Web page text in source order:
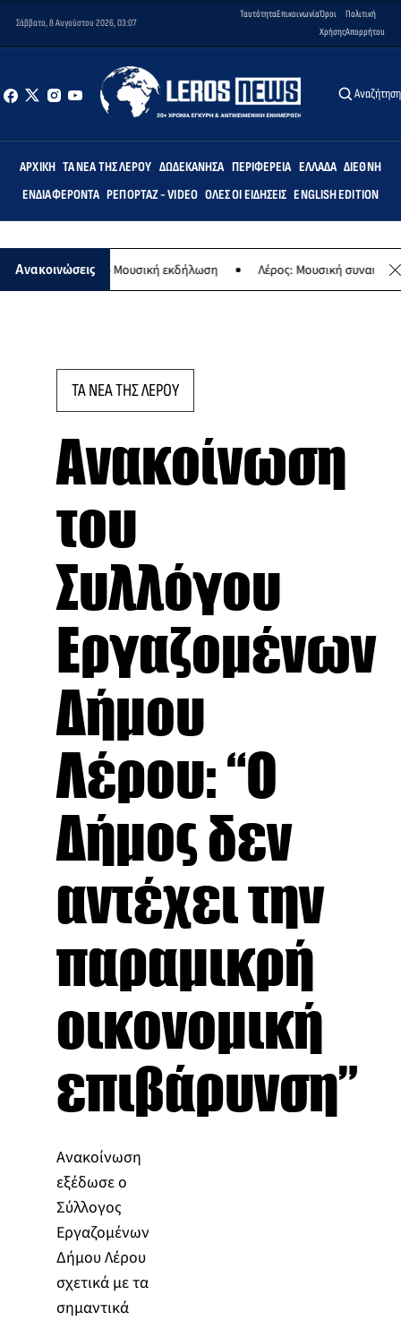
Σάββατο, 8 Αυγούστου 2026, 03:07
ΤαυτότηταΕπικοινωνίαΌροι
Χρήσης
Πολιτική
Απορρήτου
Αναζήτηση
ΑΡΧΙΚΉ ΤΑ ΝΈΑ ΤΗΣ ΛΈΡΟΥ ΔΩΔΕΚΆΝΗΣΑ ΠΕΡΙΦΈΡΕΙΑ ΕΛΛΆΔΑ ΔΙΕΘΝΉ
ΕΝΔΙΑΦΈΡΟΝΤΑ ΡΕΠΟΡΤΆΖ - VIDEO ΌΛΕΣ ΟΙ ΕΙΔΉΣΕΙΣ ENGLISH EDITION
Ανακοινώσεις
Παναγίας - Μουσική εκδήλωση Λέρος: Μουσική συναυλία των
ΤΑ ΝΕΑ ΤΗΣ ΛΕΡΟΥ
Ανακοίνωση
του
Συλλόγου
Εργαζομένων
Δήμου
Λέρου: “Ο
Δήμος δεν
αντέχει την
παραμικρή
οικονομική
επιβάρυνση”
Ανακοίνωση
εξέδωσε ο
Σύλλογος
Εργαζομένων
Δήμου Λέρου
σχετικά με τα
σημαντικά